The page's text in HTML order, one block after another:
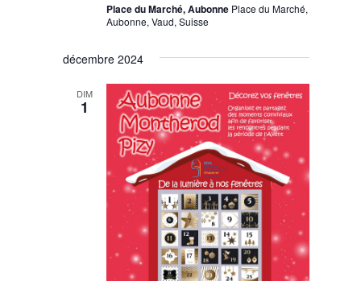
Place du Marché, Aubonne Place du Marché,
Aubonne, Vaud, Suisse
décembre 2024
DIM
1